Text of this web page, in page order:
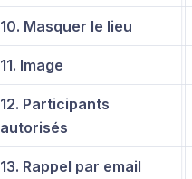
10. Masquer le lieu
11. Image
12. Participants
autorisés
13. Rappel par email